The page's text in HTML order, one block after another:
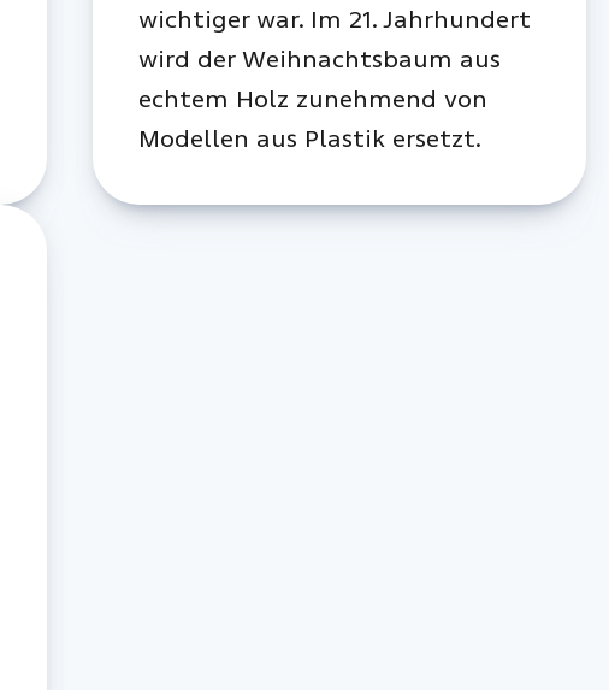
wichtiger war. Im 21. Jahrhundert
wird der Weihnachtsbaum aus
echtem Holz zunehmend von
Modellen aus Plastik ersetzt.